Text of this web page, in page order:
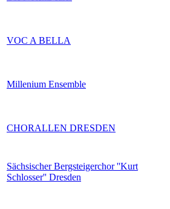
VOC A BELLA
Millenium Ensemble
CHORALLEN DRESDEN
Sächsischer Bergsteigerchor ''Kurt
Schlosser'' Dresden